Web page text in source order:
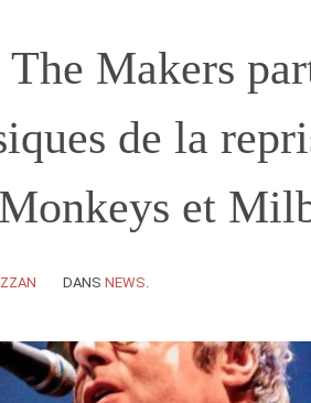
Makers
de la
et
DANS NEWS